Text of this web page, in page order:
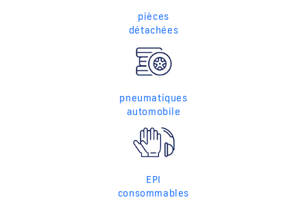
pièces
détachées
pneumatiques
automobile
EPI
consommables